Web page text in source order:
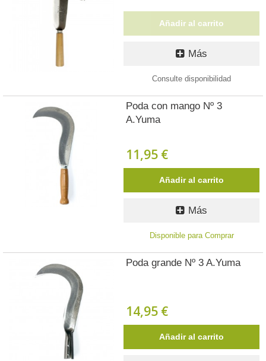
Añadir al carrito
Más
Consulte disponibilidad
Poda con mango Nº 3
A.Yuma
11,95 €
Añadir al carrito
Más
Disponible para Comprar
Poda grande Nº 3 A.Yuma
14,95 €
Añadir al carrito